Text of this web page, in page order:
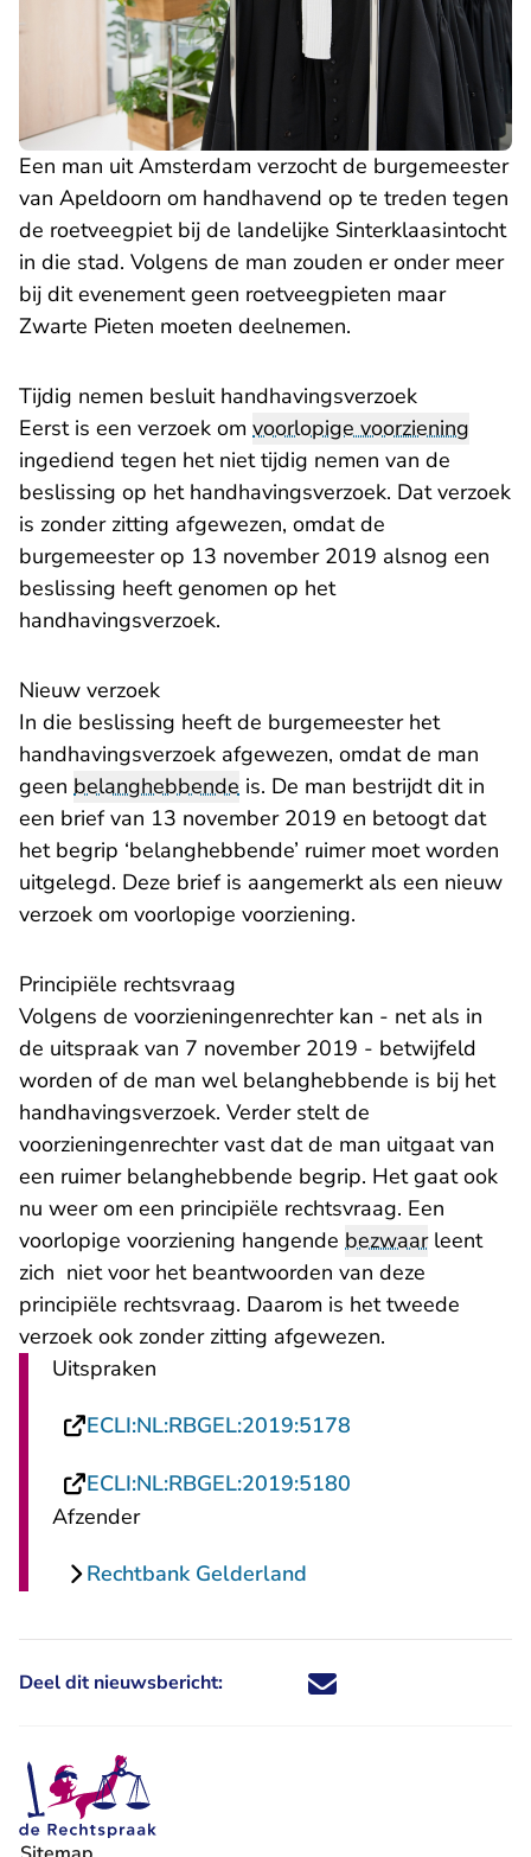
Een man uit Amsterdam verzocht de burgemeester
van Apeldoorn om handhavend op te treden tegen
de roetveegpiet bij de landelijke Sinterklaasintocht
in die stad. Volgens de man zouden er onder meer
bij dit evenement geen roetveegpieten maar
Zwarte Pieten moeten deelnemen.
Tijdig nemen besluit handhavingsverzoek
Eerst is een verzoek om voorlopige voorziening
ingediend tegen het niet tijdig nemen van de
beslissing op het handhavingsverzoek. Dat verzoek
is zonder zitting afgewezen, omdat de
burgemeester op 13 november 2019 alsnog een
beslissing heeft genomen op het
handhavingsverzoek.
Nieuw verzoek
In die beslissing heeft de burgemeester het
handhavingsverzoek afgewezen, omdat de man
geen belanghebbende is. De man bestrijdt dit in
een brief van 13 november 2019 en betoogt dat
het begrip ‘belanghebbende’ ruimer moet worden
uitgelegd. Deze brief is aangemerkt als een nieuw
verzoek om voorlopige voorziening.
Principiële rechtsvraag
Volgens de voorzieningenrechter kan - net als in
de uitspraak van 7 november 2019 - betwijfeld
worden of de man wel belanghebbende is bij het
handhavingsverzoek. Verder stelt de
voorzieningenrechter vast dat de man uitgaat van
een ruimer belanghebbende begrip. Het gaat ook
nu weer om een principiële rechtsvraag. Een
voorlopige voorziening hangende bezwaarleent
zich niet voor het beantwoorden van deze
principiële rechtsvraag. Daarom is het tweede
verzoek ook zonder zitting afgewezen.
Uitspraken
ECLI:NL:RBGEL:2019:5178
ECLI:NL:RBGEL:2019:5180
Afzender
Rechtbank Gelderland
Deel dit nieuwsbericht: Deel dit nieuwsbericht via X -
Deel dit nieuwsbericht via
Deel dit nieuwsbericht
Deel dit